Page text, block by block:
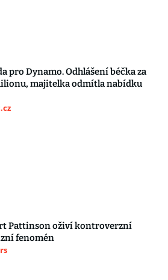
pro Dynamo. Odhlášení béčka za
majitelka odmítla nabídku
Pattinson oživí kontroverzní
fenomén